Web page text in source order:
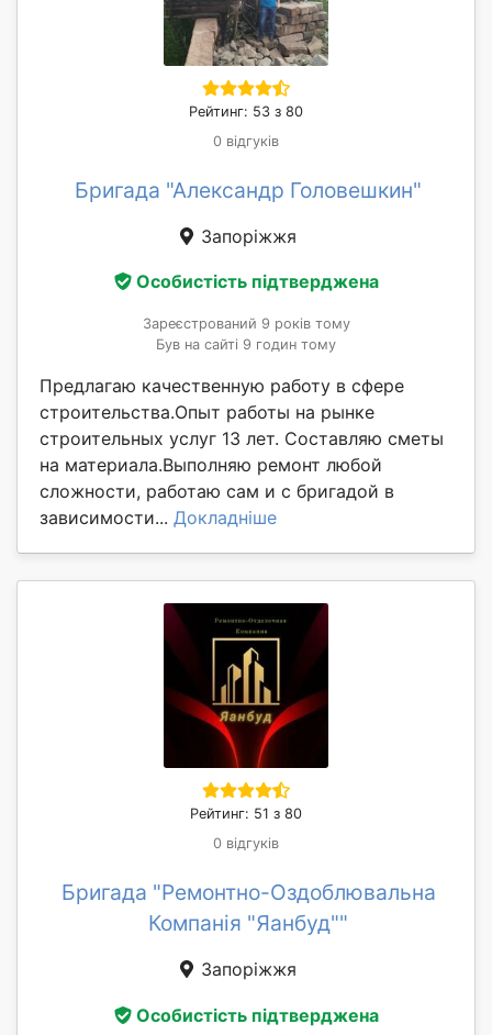
Рейтинг: 53 з 80
0 відгуків
Бригада "Александр Головешкин"
Запоріжжя
Особистість підтверджена
Зареєстрований 9 років тому
Був на сайті 9 годин тому
Предлагаю качественную работу в сфере
строительства.Опыт работы на рынке
строительных услуг 13 лет. Составляю сметы
на материала.Выполняю ремонт любой
сложности, работаю сам и с бригадой в
зависимости... Докладніше
Рейтинг: 51 з 80
0 відгуків
Бригада "Ремонтно-Оздоблювальна
Компанія "Яанбуд""
Запоріжжя
Особистість підтверджена